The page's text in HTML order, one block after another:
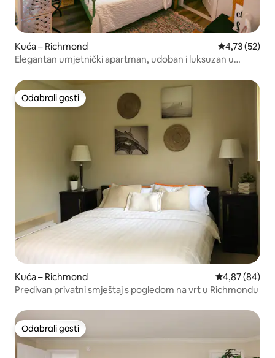
Kuća – Richmond Prosječna
4,73 (52)
Elegantan umjetnički apartman, udoban i luksuzan u
Odabrali gosti
Odabrali gosti
Kuća – Richmond Prosječna
4,87 (84)
Predivan privatni smještaj s pogledom na vrt u Richmondu
Odabrali gosti
Odabrali gosti